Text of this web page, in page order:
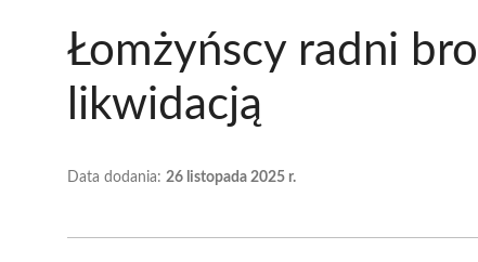
Łomżyńscy radni
likwidacją
Data dodania: 26 listopada 2025 r.